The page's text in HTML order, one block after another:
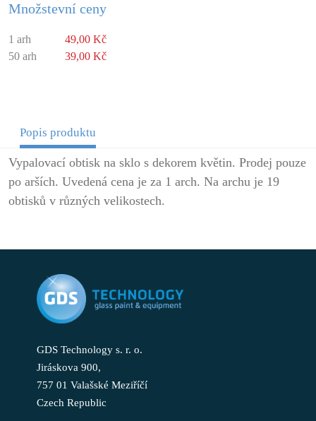
Množstevní ceny
1 arh
49,00 Kč
50 arh
39,00 Kč
Popis produktu
Vypalovací obtisk na sklo s dekorem květin. Prodej pouze
po arších. Uvedená cena je za 1 arch. Na archu je 19
obtisků v různých velikostech.
GDS Technology s. r. o.
Jiráskova 900,
757 01 Valašské Meziříčí
Czech Republic